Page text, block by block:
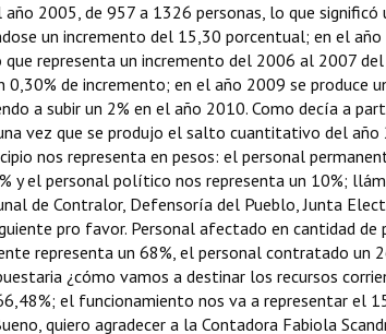
2005, de 957 a 1326 personas, lo que
un incremento del 15,30 porcentual; en el
que representa un incremento del 2006 al 2007
0,30% de incremento; en el año 2009 se produce
a subir un 2% en el año 2010. Como decía a
vez que se produjo el salto cuantitativo del año
nos representa en pesos: el personal
y el personal político nos representa un 10%;
de Contralor, Defensoría del Pueblo, Junta
pro favor. Personal afectado en cantidad
representa un 68%, el personal contratado un
¿cómo vamos a destinar los recursos
el funcionamiento nos va a representar el
quiero agradecer a la Contadora Fabiola